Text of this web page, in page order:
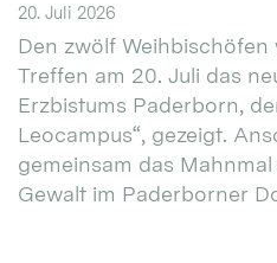
20. Juli 2026
Den zwölf Weihbischöfen
Treffen am 20. Juli das
Erzbistums Paderborn,
Leocampus“, gezeigt.
gemeinsam das
Gewalt im Paderborner